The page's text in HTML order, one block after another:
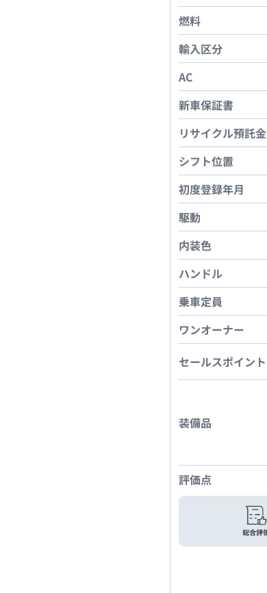
燃料
輸入区分
AC
新車保証書
リサイクル預託金
シフト位置
初度登録年月
駆動
内装色
ハンドル
乗車定員
ワンオーナー
セールスポイント
装備品
評価点